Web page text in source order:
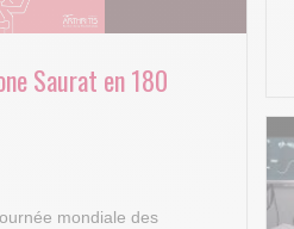
Saurat en 180
mondiale des